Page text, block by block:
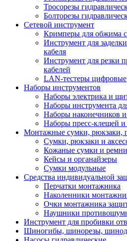
Тросорезы
Болторезы
Сетевой инструмент
Кримперы для обжима
Инструмент для
кабеля
Инструмент для резки
кабелей
LAN-тестеры цифровые
Наборы инструментов
Наборы электрика и
Наборы инструмента
Наборы наконечников
Наборы пресс-клещей и
Монтажные сумки, рюкзаки,
Сумки, рюкзаки и
Кожаные сумки и ремни
Кейсы и органайзеры
Сумки модульные
Средства индивидуальной
Перчатки монтажника
Наколенники
Очки монтажника
Наушники
Инструмент для пробивки
Шиногибы, шинорезы,